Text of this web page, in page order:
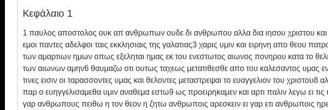
Ebook
Κεφάλαιο 1
1 παυλος αποστολος ουκ απ ανθρωπων ουδε δι ανθρωπου αλλα δια ιησου χριστου και
εμοι παντες αδελφοι ταις εκκλησιαις της γαλατιας3 χαρις υμιν και ειρηνη απο θεου
των αμαρτιων ημων οπως εξεληται ημας εκ του ενεστωτος αιωνος πονηρου κατα το
των αιωνων αμην6 θαυμαζω οτι ουτως ταχεως μετατιθεσθε απο του καλεσαντος υμας εν
τινες εισιν οι ταρασσοντες υμας και θελοντες μεταστρεψαι το ευαγγελιον του χριστου8
παρ ο ευηγγελισαμεθα υμιν αναθεμα εστω9 ως προειρηκαμεν και αρτι παλιν λεγω ει
γαρ ανθρωπους πειθω η τον θεον η ζητω ανθρωποις αρεσκειν ει γαρ ετι ανθρωποις